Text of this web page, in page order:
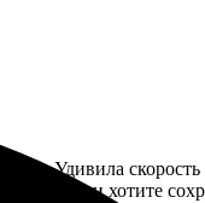
Удивила
если хотите